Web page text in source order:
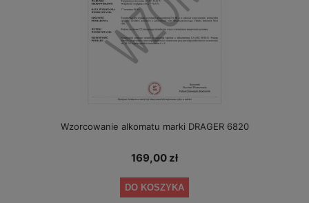
Wzorcowanie alkomatu marki DRAGER 6820
169,00 zł
DO KOSZYKA